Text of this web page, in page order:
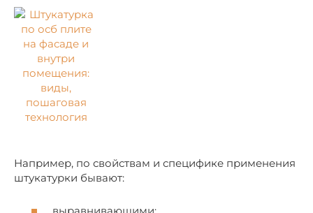
Например, по свойствам и специфике применения
штукатурки бывают: